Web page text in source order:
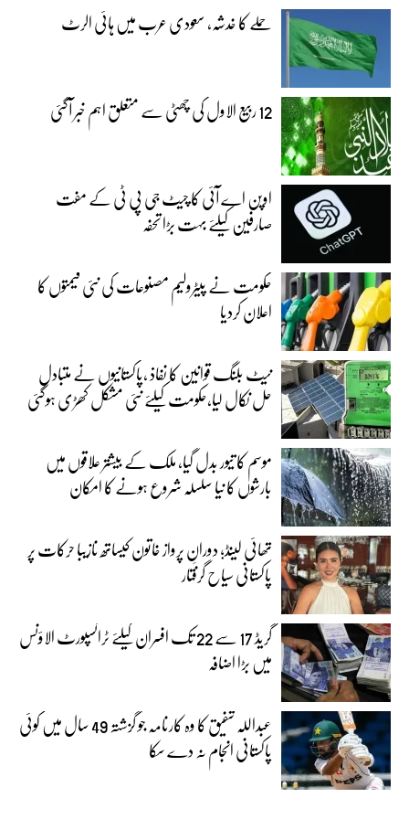
حملے کا خدشہ، سعودی عرب میں ہائی الرٹ
12 ربیع الاول کی چھٹی سے متعلق اہم خبر آگئی
اوپن اے آئی کا چیٹ جی پی ٹی کے مفت
صارفین کیلئے بہت بڑا تحفہ
حکومت نے پیٹرولیم مصنوعات کی نئی قیمتوں کا
اعلان کردیا
نیٹ بلنگ قوانین کا نفاذ ،پاکستانیوں نے متبادل
حل نکال لیا،حکومت کیلئے نئی مشکل کھڑی ہوگئی
موسم کا تیور بدل گیا، ملک کے بیشتر علاقوں میں
بارشوں کا نیا سلسلہ شروع ہونے کا امکان
تھائی لینڈ؛ دورانِ پرواز خاتون کیساتھ نازیبا حرکات پر
پاکستانی سیاح گرفتار
گریڈ 17 سے 22 تک افسران کیلئے ٹرانسپورٹ الاؤنس
میں بڑا اضافہ
عبداللہ شفیق کا وہ کارنامہ جو گزشتہ 49 سال میں کوئی
پاکستانی انجام نہ دے سکا